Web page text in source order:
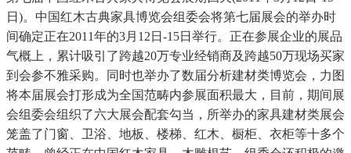
日)。中国红木古典家具博览会组委会将第七届展会的举办时
间确定正在2011年的3月12日-15日举行。正在参展企业的展品
气概上，累计吸引了跨越20万专业经销商及跨越50万现场买家
到会参不雅采购。同时也举办了数届分析建材类博览会，力图
将本届展会打形成为全国范畴内参展面积最大，目前，期间展
会组委会组织了六大展会配套勾当，所举办的家具建材类展会
笼盖了门窗、卫浴、地板、楼梯、红木、橱柜、衣柜等十多个